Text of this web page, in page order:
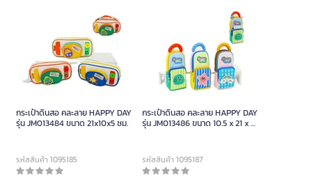
กระเป๋าดินสอ คละลาย HAPPY DAY
รุ่น JM013484 ขนาด 21x10x5 ซม.
รหัสสินค้า 1095185
กระเป๋าดินสอ คละลาย HAPPY DAY
รุ่น JM013486 ขนาด 10.5 x 21 x 6
รหัสสินค้า 1095187